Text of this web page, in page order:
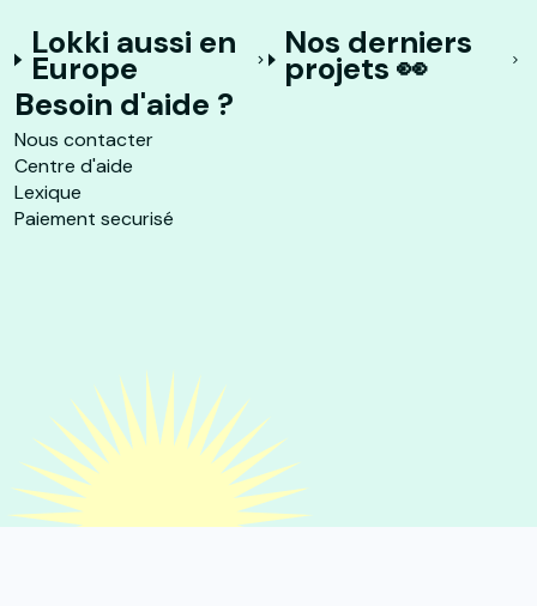
Lokki aussi en
Europe
Nos derniers
projets 👀
Besoin d'aide ?
Nous contacter
Centre d'aide
Lexique
Paiement securisé